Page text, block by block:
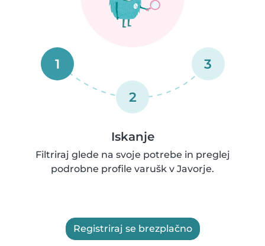
1
2
3
Iskanje
Filtriraj glede na svoje potrebe in preglej
podrobne profile varušk v Javorje.
Registriraj se brezplačno